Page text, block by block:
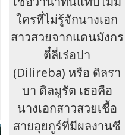
ใครที่ไม่รู้จักนางเอก
สาวสวยจากแดนมังกร
ตี๋ลี่เร่อปา
(Dilireba) หรือ ดิลรา
บา ดิลมูรัต เธอคือ
นางเอกสาวสวยเชื้อ
สายอุยกูร์ที่มีผลงานซี